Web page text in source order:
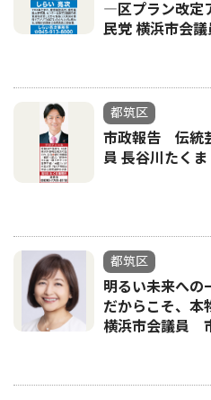
―区プラン改定
民党 横浜市会
都筑区
市政報告 伝統
員 長谷川たくま
都筑区
明るい未来へ
だからこそ、
横浜市会議員